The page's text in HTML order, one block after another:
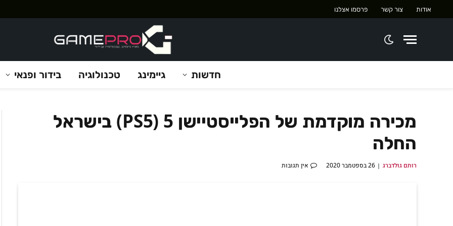
אודות צור קשר פרסמו אצלנו
חדשות גיימינג טכנולוגיה בידור ופנאי
מכירה מוקדמת של הפלייסטיישן 5 (PS5) בישראל
החלה
רותם גולדברג 26 בספטמבר 2020 אין תגובות